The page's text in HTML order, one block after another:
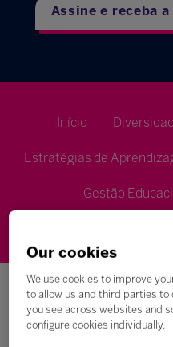
Assine e receba
Início
Estratégias de
Gestão
Our cookies
We use cookies to improve
to allow us and third parties
you see across websites and
configure cookies individually.